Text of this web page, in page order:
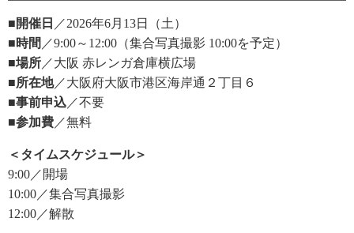
■開催日 ／2026年6月13日（土）
■時間 ／9:00～12:00（集合写真撮影 10:00を予定）
■場所／大阪 赤レンガ倉庫横広場
■所在地／大阪府大阪市港区海岸通２丁目６
■事前申込／不要
■参加費／無料
＜タイムスケジュール＞
9:00／開場
10:00／集合写真撮影
12:00／解散